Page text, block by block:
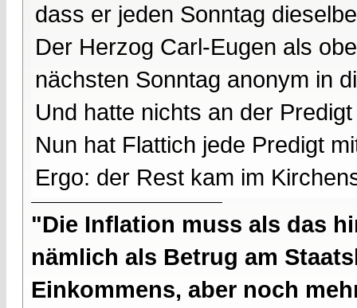
dass er jeden Sonntag
Der Herzog Carl-Eugen als
nächsten Sonntag anonym in
Und hatte nichts an der
Nun hat Flattich jede Predigt
Ergo: der Rest kam im
"Die Inflation muss als das
nämlich als Betrug am
Einkommens, aber noch